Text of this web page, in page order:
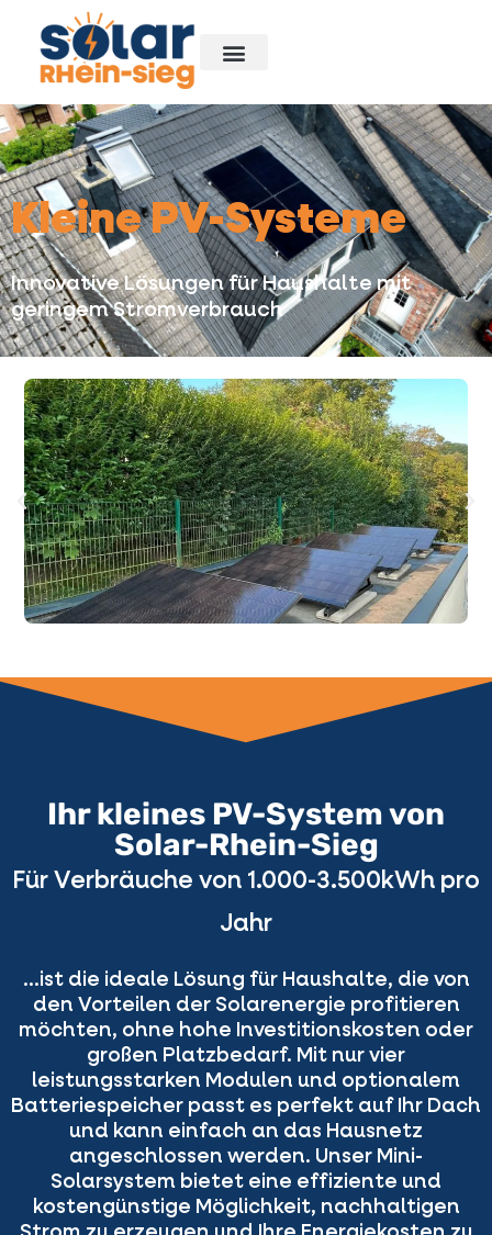
Kleine PV-Systeme
Innovative Lösungen für Haushalte mit
geringem Stromverbrauch
Ihr kleines PV-System von
Solar-Rhein-Sieg
Für Verbräuche von 1.000-3.500kWh pro
Jahr
…ist die ideale Lösung für Haushalte, die von
den Vorteilen der Solarenergie profitieren
möchten, ohne hohe Investitionskosten oder
großen Platzbedarf. Mit nur vier
leistungsstarken Modulen und optionalem
Batteriespeicher passt es perfekt auf Ihr Dach
und kann einfach an das Hausnetz
angeschlossen werden. Unser Mini-
Solarsystem bietet eine effiziente und
kostengünstige Möglichkeit, nachhaltigen